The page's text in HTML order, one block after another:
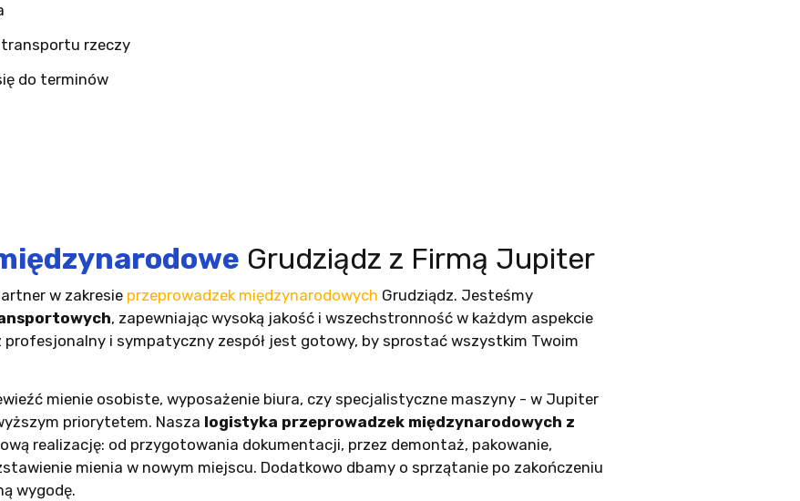
transportu rzeczy
do terminów
Grudziądz z Firmą Jupiter
w zakresie przeprowadzek międzynarodowych Grudziądz. Jesteśmy
, zapewniając wysoką jakość i wszechstronność w każdym aspekcie
profesjonalny i sympatyczny zespół jest gotowy, by sprostać wszystkim Twoim
mienie osobiste, wyposażenie biura, czy specjalistyczne maszyny - w Jupiter
priorytetem. Nasza logistyka przeprowadzek międzynarodowych z
realizację: od przygotowania dokumentacji, przez demontaż, pakowanie,
mienia w nowym miejscu. Dodatkowo dbamy o sprzątanie po zakończeniu
wygodę.